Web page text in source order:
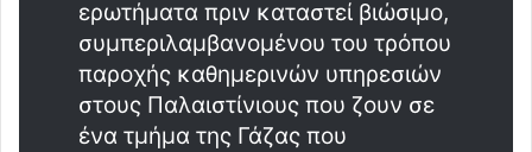
ερωτήματα πριν καταστεί βιώσιμο,
συμπεριλαμβανομένου του τρόπου
παροχής καθημερινών υπηρεσιών
στους Παλαιστίνιους που ζουν σε
ένα τμήμα της Γάζας που